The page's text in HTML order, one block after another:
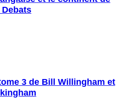
3 de Bill Willingham et